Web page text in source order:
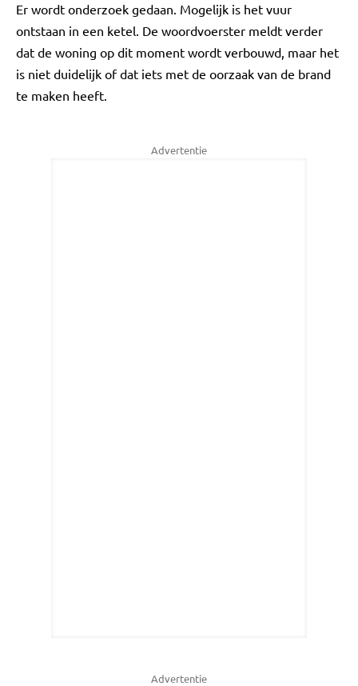
Er wordt onderzoek gedaan. Mogelijk is het vuur
ontstaan in een ketel. De woordvoerster meldt verder
dat de woning op dit moment wordt verbouwd, maar het
is niet duidelijk of dat iets met de oorzaak van de brand
te maken heeft.
Advertentie
Advertentie